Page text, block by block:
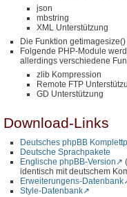
json
mbstring
XML Unterstützung
Die Funktion
Folgende PHP-Module
allerdings verschiedene
zlib Kompression
Remote FTP
GD Unterstützung
Download-Links
Deutsches phpBB
Deutsche Sprachpakete
Englische phpBB-Version
identisch mit deutschem
Erweiterungens-Datenbank
Style-Datenbank